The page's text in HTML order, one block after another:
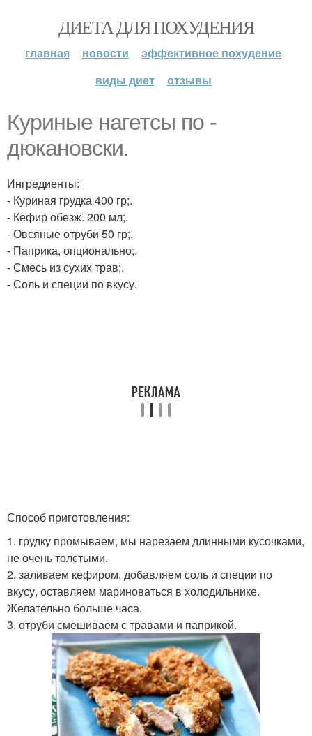
ДИЕТА ДЛЯ ПОХУДЕНИЯ
главная новости
эффективное похудение
виды диет
отзывы
Куриные нагетсы по -
дюкановски.
Ингредиенты:
- Куриная грудка 400 гр;.
- Кефир обезж. 200 мл;.
- Овсяные отруби 50 гр;.
- Паприка, опционально;.
- Смесь из сухих трав;.
- Соль и специи по вкусу.
Способ приготовления:
1. грудку промываем, мы нарезаем длинными кусочками,
не очень толстыми.
2. заливаем кефиром, добавляем соль и специи по
вкусу, оставляем мариноваться в холодильнике.
Желательно больше часа.
3. отруби смешиваем с травами и паприкой.